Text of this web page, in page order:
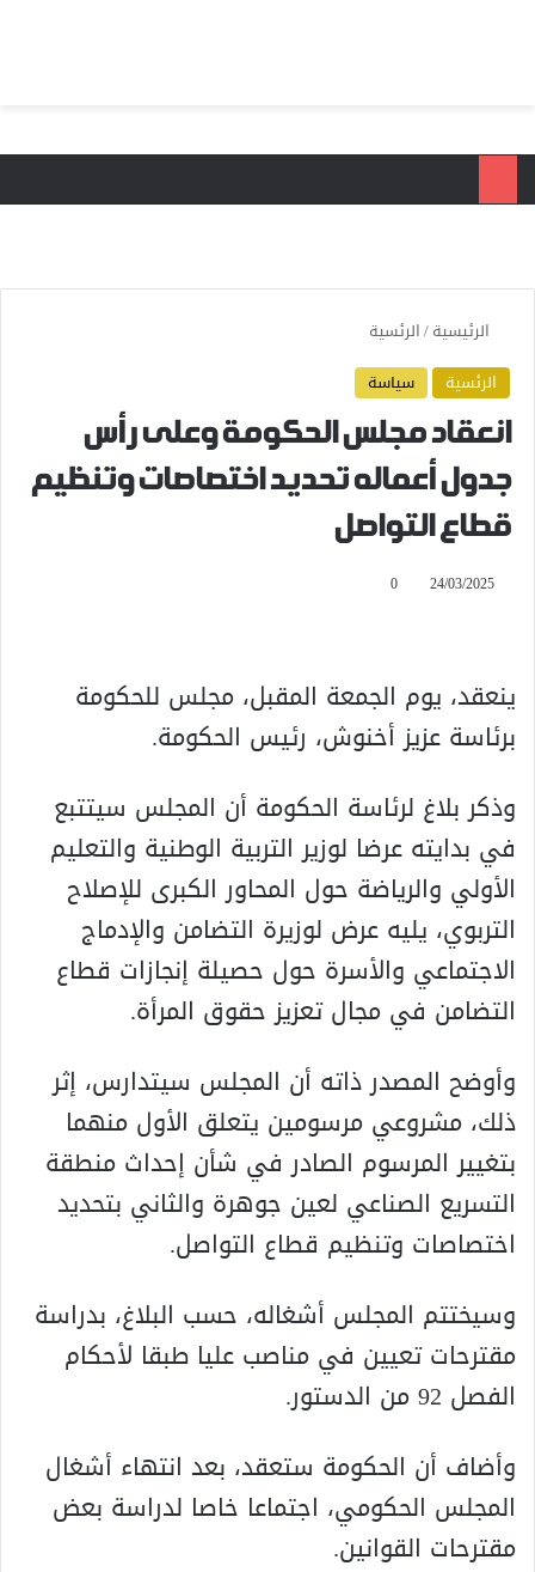
الرئيسية/الرئسية
الرئسية
سياسة
انعقاد مجلس الحكومة وعلى رأس
جدول أعماله تحديد اختصاصات وتنظيم
قطاع التواصل
24/03/2025
0
ينعقد، يوم الجمعة المقبل، مجلس للحكومة
برئاسة عزيز أخنوش، رئيس الحكومة.
وذكر بلاغ لرئاسة الحكومة أن المجلس سيتتبع
في بدايته عرضا لوزير التربية الوطنية والتعليم
الأولي والرياضة حول المحاور الكبرى للإصلاح
التربوي، يليه عرض لوزيرة التضامن والإدماج
الاجتماعي والأسرة حول حصيلة إنجازات قطاع
التضامن في مجال تعزيز حقوق المرأة.
وأوضح المصدر ذاته أن المجلس سيتدارس، إثر
ذلك، مشروعي مرسومين يتعلق الأول منهما
بتغيير المرسوم الصادر في شأن إحداث منطقة
التسريع الصناعي لعين جوهرة والثاني بتحديد
اختصاصات وتنظيم قطاع التواصل.
وسيختتم المجلس أشغاله، حسب البلاغ، بدراسة
مقترحات تعيين في مناصب عليا طبقا لأحكام
الفصل 92 من الدستور.
وأضاف أن الحكومة ستعقد، بعد انتهاء أشغال
المجلس الحكومي، اجتماعا خاصا لدراسة بعض
مقترحات القوانين.